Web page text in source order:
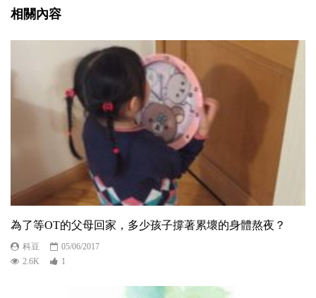
相關內容
為了等OT的父母回家，多少孩子撐著累壞的身體熬夜？
科豆
05/06/2017
2.6K
1